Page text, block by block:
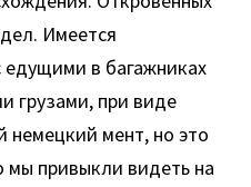
Имеется
в багажниках
грузами, при виде
немецкий мент, но это
мы привыкли видеть на